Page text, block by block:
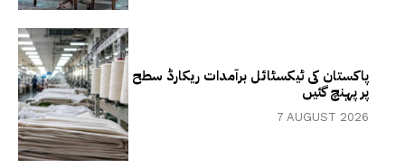
پاکستان کی ٹیکسٹائل برآمدات ریکارڈ سطح
پر پہنچ گئیں
7 AUGUST 2026